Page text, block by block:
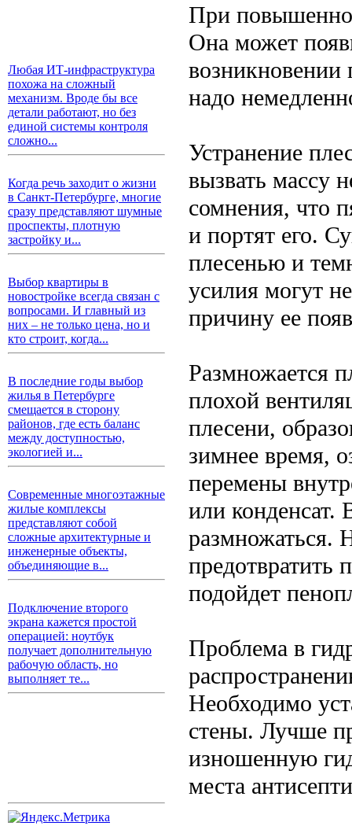
Любая ИТ-инфраструктура
похожа на сложный
механизм. Вроде бы все
детали работают, но без
единой системы контроля
сложно...
Когда речь заходит о жизни
в Санкт-Петербурге, многие
сразу представляют шумные
проспекты, плотную
застройку и...
Выбор квартиры в
новостройке всегда связан с
вопросами. И главный из
них – не только цена, но и
кто строит, когда...
В последние годы выбор
жилья в Петербурге
смещается в сторону
районов, где есть баланс
между доступностью,
экологией и...
Современные многоэтажные
жилые комплексы
представляют собой
сложные архитектурные и
инженерные объекты,
объединяющие в...
Подключение второго
экрана кажется простой
операцией: ноутбук
получает дополнительную
рабочую область, но
выполняет те...
При
Она может
возникновении
надо
Устранение
вызвать массу
сомнения, что
и портят его.
плесенью и
усилия могут
причину ее
Размножается
плохой
плесени,
зимнее время,
перемены
или конденсат.
размножаться.
предотвратить
подойдет
Проблема в
Необходимо
стены. Лучше
изношенную
места